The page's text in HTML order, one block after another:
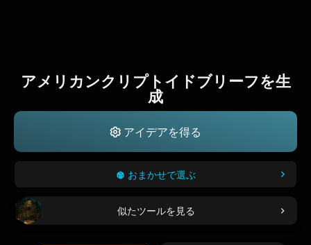
アメリカンクリプトイドブリーフを生
成
アイデアを得る
おまかせで選ぶ
似たツールを見る